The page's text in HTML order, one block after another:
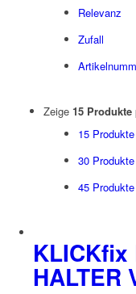
Relevanz
Zufall
Zeige 15
15
30
45
KLICKfix
HALTER